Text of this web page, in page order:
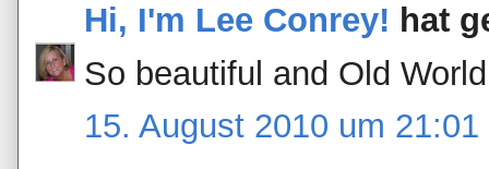
Hi, I'm Lee Conrey! hat
So beautiful and Old
15. August 2010 um 21:01